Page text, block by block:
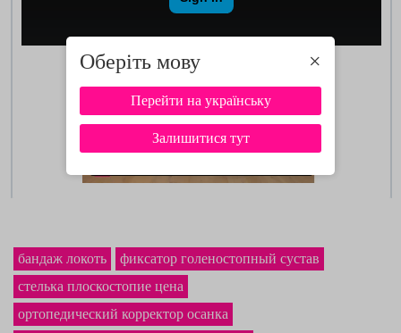
Оберіть мову ×
Перейти на українську
Залишитися тут
бандаж локоть
фиксатор голеностопный сустав
стелька плоскостопие цена
ортопедический корректор осанка